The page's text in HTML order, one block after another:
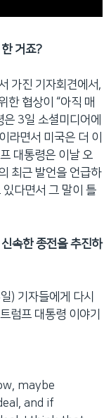
거죠?
가진 기자회견에서,
한 협상이 “아직 매
3일 소셜미디어에
라면서 미국은 더 이
대통령은 이날 오
최근 발언을 언급하
다면서 그 말이 틀
속한 종전을 추진하
) 기자들에게 다시
럼프 대통령 이야기
maybe
and if